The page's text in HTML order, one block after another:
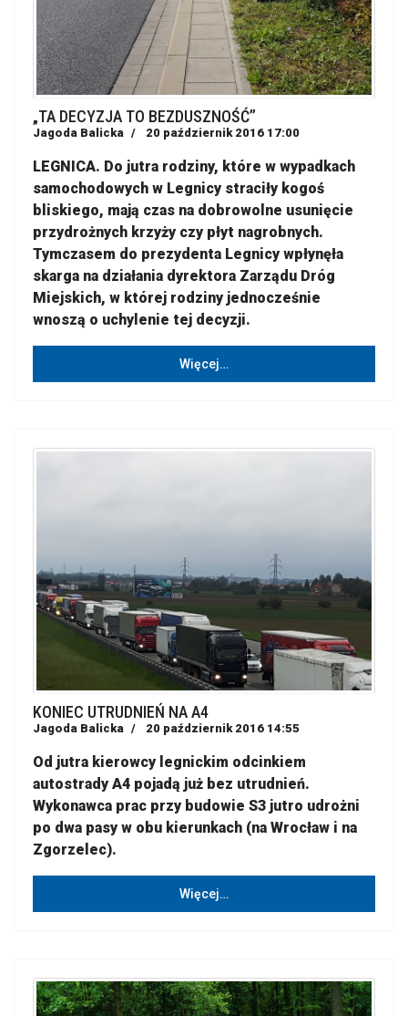
„TA DECYZJA TO BEZDUSZNOŚĆ”
Jagoda Balicka 20 październik 2016 17:00
LEGNICA. Do jutra rodziny, które w wypadkach
samochodowych w Legnicy straciły kogoś
bliskiego, mają czas na dobrowolne usunięcie
przydrożnych krzyży czy płyt nagrobnych.
Tymczasem do prezydenta Legnicy wpłynęła
skarga na działania dyrektora Zarządu Dróg
Miejskich, w której rodziny jednocześnie
wnoszą o uchylenie tej decyzji.
Więcej…
KONIEC UTRUDNIEŃ NA A4
Jagoda Balicka 20 październik 2016 14:55
Od jutra kierowcy legnickim odcinkiem
autostrady A4 pojadą już bez utrudnień.
Wykonawca prac przy budowie S3 jutro udrożni
po dwa pasy w obu kierunkach (na Wrocław i na
Zgorzelec).
Więcej…